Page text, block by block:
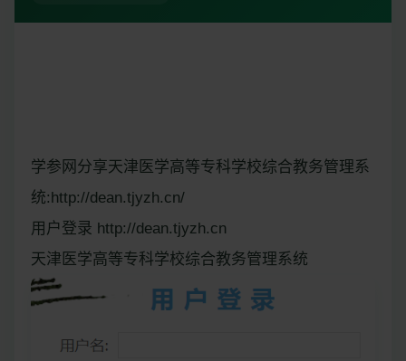
学参网分享天津医学高等专科学校综合教务管理系
统:http://dean.tjyzh.cn/
用户登录 http://dean.tjyzh.cn
天津医学高等专科学校综合教务管理系统